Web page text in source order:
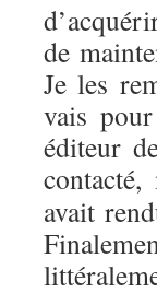
de
Je les
vais
éditeur
avait